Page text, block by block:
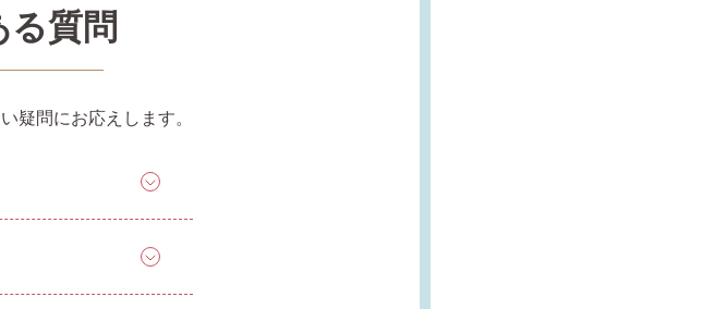
質問
疑問にお応えします。